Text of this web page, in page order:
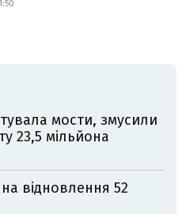
мости, змусили
23,5 мільйона
відновлення 52